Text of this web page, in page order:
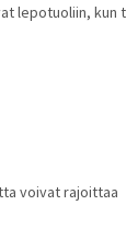
lepotuoliin, kun
voivat rajoittaa